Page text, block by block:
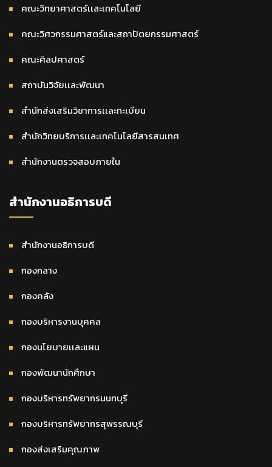
คณะวิทยาศาสตร์เเละเทคโนโลยี
คณะวิศวกรรมศาสตร์และสถาปัตยกรรมศาสตร์
คณะศิลปศาสตร์
สถาบันวิจัยเเละพัฒนา
สำนักส่งเสริมวิชาการเเละทะเบียน
สำนักวิทยบริการเเละเทคโนโลยีสารสนเทศ
สำนักงานตรวจสอบภายใน
สำนักงานอธิการบดี
สำนักงานอธิการบดี
กองกลาง
กองคลัง
กองบริหารงานบุคคล
กองนโยบายเเละแผน
กองพัฒนานักศึกษา
กองบริหารทรัพยากรนนทบุรี
กองบริหารทรัพยากรสุพรรณบุรี
กองส่งเสริมคุณภาพ